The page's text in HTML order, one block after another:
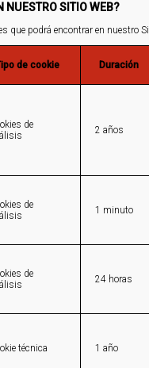
NUESTRO SITIO WEB?
que podrá encontrar en nuestro
de cookie Duración
de
2 años
de
1 minuto
de
24 horas
técnica 1 año